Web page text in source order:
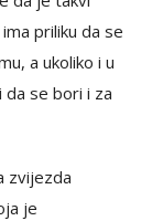
priliku da se
a ukoliko i u
da se bori i za
zvijezda
je